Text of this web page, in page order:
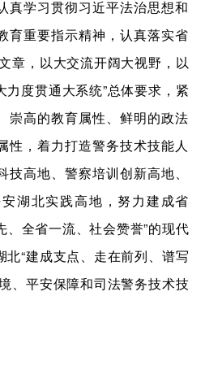
真学习贯彻习近平法治思想和
育重要指示精神，认真落实省
章，以大交流开阔大视野，以
度贯通大系统”总体要求，紧
崇高的教育属性、鲜明的政法
性，着力打造警务技术技能人
高地、警察培训创新高地、
湖北实践高地，努力建成省
、全省一流、社会赞誉”的现代
“建成支点、走在前列、谱写
、平安保障和司法警务技术技